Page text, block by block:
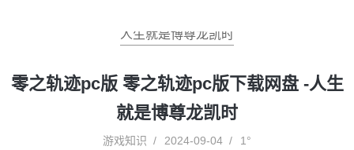
人生就是博尊龙凯时
零之轨迹pc版 零之轨迹pc版下载网盘 -人生
就是博尊龙凯时
游戏知识 2024-09-04 1°